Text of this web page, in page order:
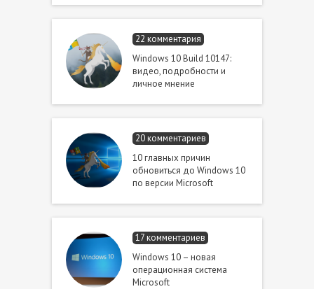
22 комментария
Windows 10 Build 10147:
видео, подробности и
личное мнение
20 комментариев
10 главных причин
обновиться до Windows 10
по версии Microsoft
17 комментариев
Windows 10 – новая
операционная система
Microsoft